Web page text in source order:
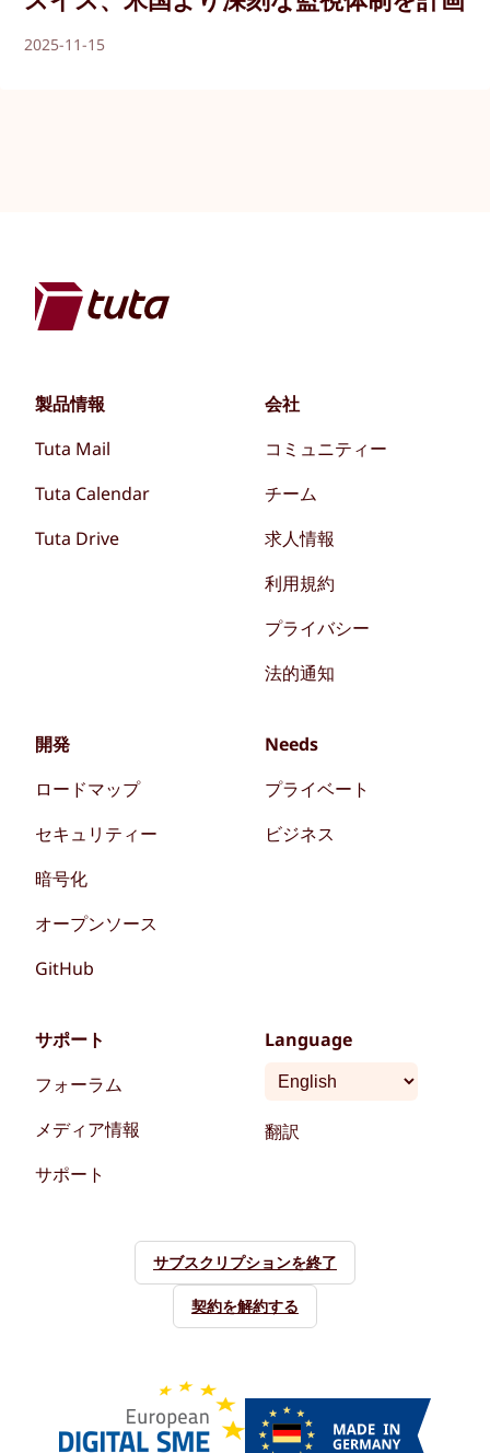
2025-11-15
製品情報
Tuta Mail
Tuta Calendar
Tuta Drive
会社
コミュニティー
チーム
求人情報
利用規約
プライバシー
法的通知
開発
ロードマップ
セキュリティー
暗号化
オープンソース
GitHub
Needs
プライベート
ビジネス
サポート
フォーラム
メディア情報
サポート
Language
翻訳
サブスクリプションを終了
契約を解約する